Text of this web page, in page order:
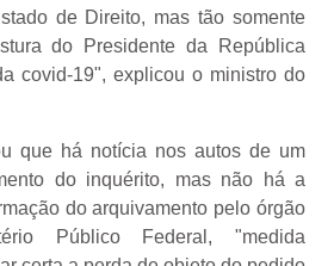
de Direito, mas tão somente
do Presidente da República
covid-19", explicou o ministro do
que há notícia nos autos de um
do inquérito, mas não há a
do arquivamento pelo órgão
Público Federal, "medida